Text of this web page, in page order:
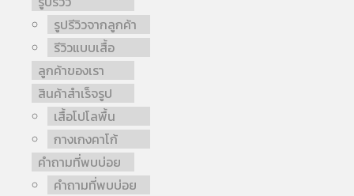
รูปรีวิวจากลูกค้า
รีวิวแบบเสื้อ
ลูกค้าของเรา
สินค้าสำเร็จรูป
เสื้อโปโลพื้น
กางเกงคาโก้
คำถามที่พบบ่อย
คำถามที่พบบ่อย